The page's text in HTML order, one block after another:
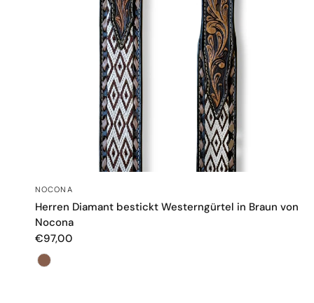
NOCONA
Herren Diamant bestickt Westerngürtel in Braun von
Nocona
€97,00
Farbe